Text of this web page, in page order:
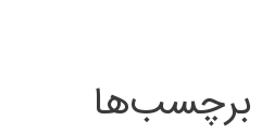
برچسب‌ها